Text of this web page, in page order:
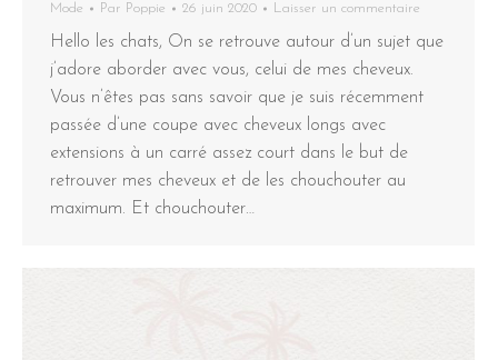
Mode Par Poppie 26 juin 2020 Laisser un commentaire
Hello les chats, On se retrouve autour d’un sujet que
j’adore aborder avec vous, celui de mes cheveux.
Vous n’êtes pas sans savoir que je suis récemment
passée d’une coupe avec cheveux longs avec
extensions à un carré assez court dans le but de
retrouver mes cheveux et de les chouchouter au
maximum. Et chouchouter…